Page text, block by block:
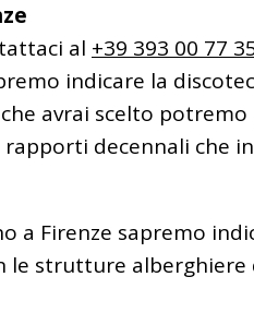
al +39 393 00 77
indicare la
avrai scelto
decennali che
a Firenze sapremo
le strutture